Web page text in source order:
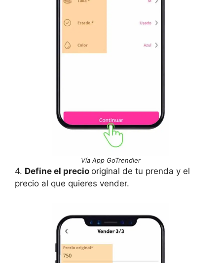
Vía App GoTrendier
4. Define el precio original de tu prenda y el
precio al que quieres vender.